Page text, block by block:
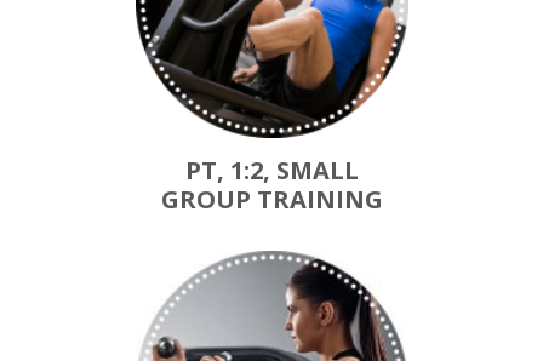
PT, 1:2, SMALL
GROUP TRAINING